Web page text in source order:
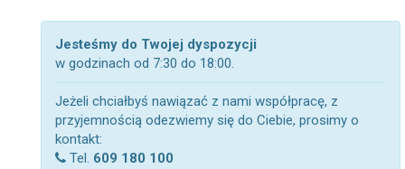
Jesteśmy do Twojej dyspozycji
w godzinach od 7:30 do 18:00.
Jeżeli chciałbyś nawiązać z nami współpracę, z
przyjemnością odezwiemy się do Ciebie, prosimy o
kontakt:
Tel. 609 180 100